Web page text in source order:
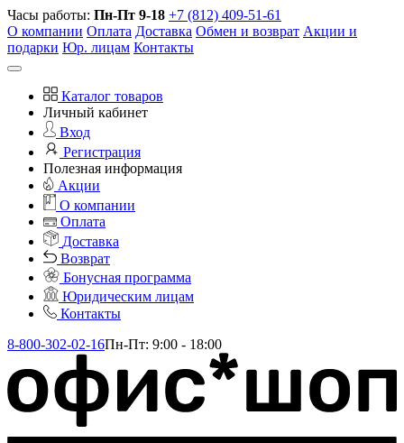
Часы работы: Пн-Пт 9-18 +7 (812) 409-51-61
О компании Оплата Доставка Обмен и возврат Акции и
подарки Юр. лицам Контакты
Каталог товаров
Личный кабинет
Вход
Регистрация
Полезная информация
Акции
О компании
Оплата
Доставка
Возврат
Бонусная программа
Юридическим лицам
Контакты
8-800-302-02-16Пн-Пт: 9:00 - 18:00